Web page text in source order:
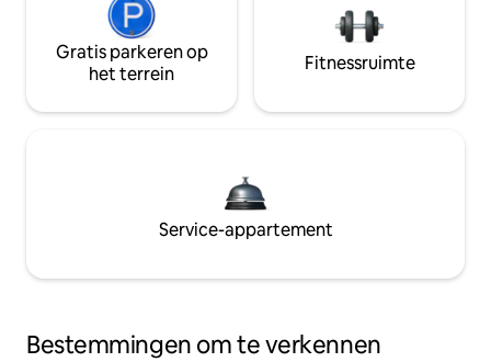
Gratis parkeren op
het terrein
Fitnessruimte
Service-appartement
Bestemmingen om te verkennen